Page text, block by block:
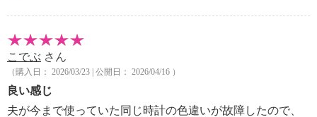
こでぶ さん
（購入日： 2026/03/23 | 公開日： 2026/04/16 ）
良い感じ
夫が今まで使っていた同じ時計の色違いが故障したので、